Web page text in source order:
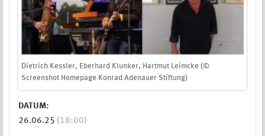
Dietrich Kessler, Eberhard Klunker, Hartmut Leimcke (©
Screenshot Homepage Konrad Adenauer Stiftung)
DATUM:
26.06.25 (18:00)